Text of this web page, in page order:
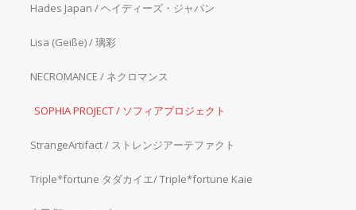
Hades Japan / ヘイディーズ・ジャパン
Lisa (Geiße) / 璃彩
NECROMANCE / ネクロマンス
SOPHIA PROJECT / ソフィアプロジェクト
StrangeArtifact / ストレンジアーテファクト
Triple*fortune タダカイエ/ Triple*fortune Kaie